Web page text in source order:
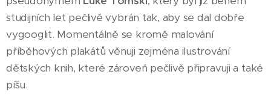
studijních let pečlivě vybrán tak, aby se dal dobře
vygooglit. Momentálně se kromě malování
příběhových plakátů věnuji zejména ilustrování
dětských knih, které zároveň pečlivě připravuji a také
píšu.